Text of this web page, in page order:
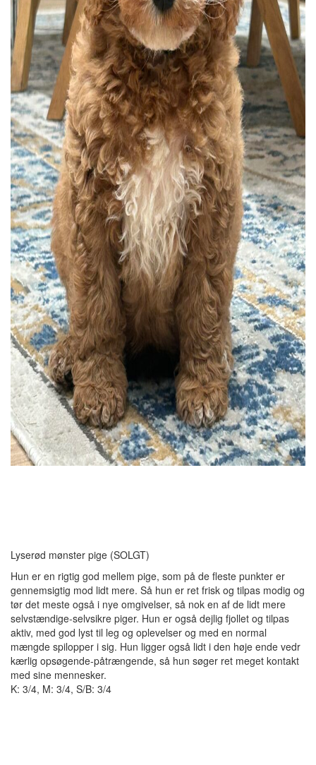
Lyserød mønster pige (SOLGT)
Hun er en rigtig god mellem pige, som på de fleste punkter er
gennemsigtig mod lidt mere. Så hun er ret frisk og tilpas modig og
tør det meste også i nye omgivelser, så nok en af de lidt mere
selvstændige-selvsikre piger. Hun er også dejlig fjollet og tilpas
aktiv, med god lyst til leg og oplevelser og med en normal
mængde spilopper i sig. Hun ligger også lidt i den høje ende vedr
kærlig opsøgende-påtrængende, så hun søger ret meget kontakt
med sine mennesker.
K: 3/4, M: 3/4, S/B: 3/4